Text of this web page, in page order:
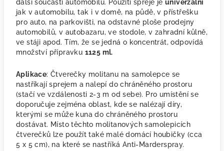
další součásti automobilů. Použití spreje je univerzální
jak v automobilu, tak i v domě, na půdě, v přístřešku
pro auto, na parkovišti, na odstavné ploše prodejny
automobilů, v autobazaru, ve stodole, v zahradní kůlně,
ve stáji apod. Tím, že se jedná o koncentrát, odpovídá
množství přípravku 1125 ml.
Aplikace: Čtverečky molitanu na samolepce se
nastříkají sprejem a nalepí do chráněného prostoru
(stačí ve vzdálenosti 2-3 m od sebe). Pro umístění se
doporučuje zejména oblast, kde se nalézají díry,
kterými se může kuna do chráněného prostoru
dostávat. Místo těchto molitanových samolepicích
čtverečků lze použít také malé domácí houbičky (cca
5 x 5 cm), na které se nastříká Anti-Marderspray.